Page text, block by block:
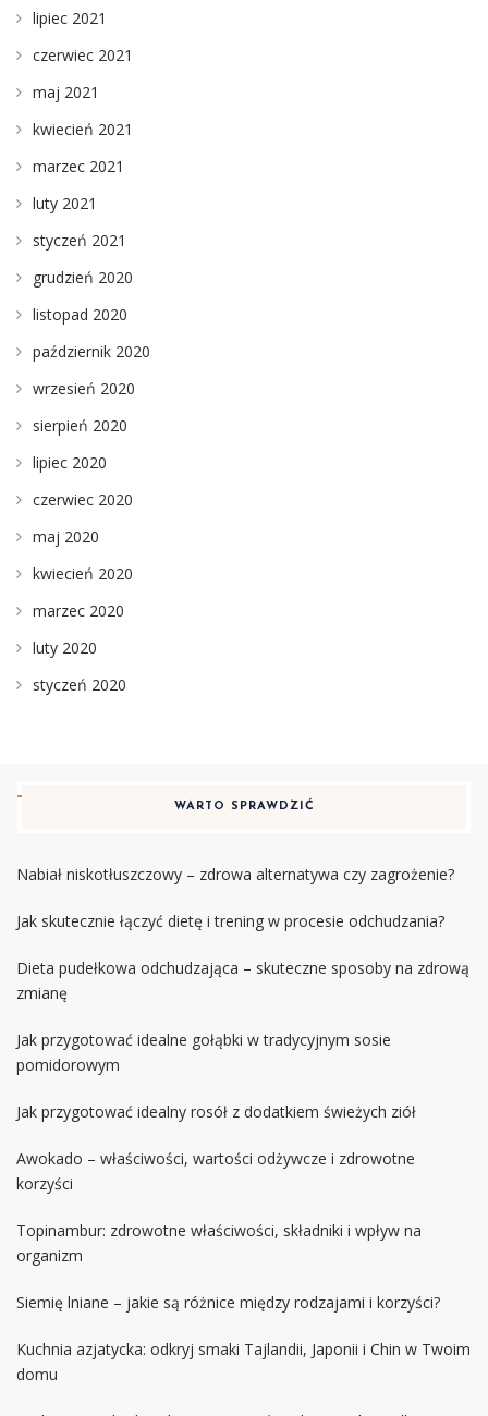
lipiec 2021
czerwiec 2021
maj 2021
kwiecień 2021
marzec 2021
luty 2021
styczeń 2021
grudzień 2020
listopad 2020
październik 2020
wrzesień 2020
sierpień 2020
lipiec 2020
czerwiec 2020
maj 2020
kwiecień 2020
marzec 2020
luty 2020
styczeń 2020
WARTO SPRAWDZIĆ
Nabiał niskotłuszczowy – zdrowa alternatywa czy zagrożenie?
Jak skutecznie łączyć dietę i trening w procesie odchudzania?
Dieta pudełkowa odchudzająca – skuteczne sposoby na zdrową
zmianę
Jak przygotować idealne gołąbki w tradycyjnym sosie
pomidorowym
Jak przygotować idealny rosół z dodatkiem świeżych ziół
Awokado – właściwości, wartości odżywcze i zdrowotne
korzyści
Topinambur: zdrowotne właściwości, składniki i wpływ na
organizm
Siemię lniane – jakie są różnice między rodzajami i korzyści?
Kuchnia azjatycka: odkryj smaki Tajlandii, Japonii i Chin w Twoim
domu